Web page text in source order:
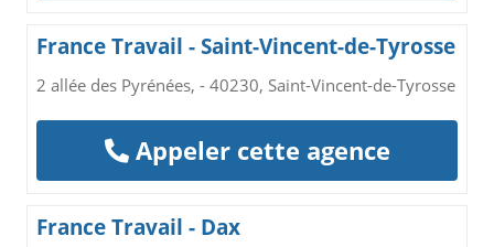
France Travail - Saint-Vincent-de-Tyrosse
2 allée des Pyrénées, - 40230, Saint-Vincent-de-Tyrosse
Appeler cette agence
France Travail - Dax